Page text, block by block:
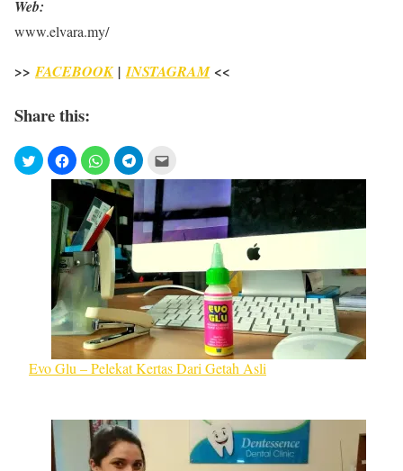
Web:
www.elvara.my/
>> FACEBOOK|INSTAGRAM<<
Share this:
Evo Glu – Pelekat Kertas Dari Getah Asli